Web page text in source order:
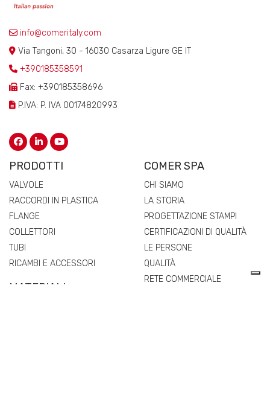
info@comeritaly.com
Via Tangoni, 30 - 16030 Casarza Ligure GE IT
+390185358591
Fax: +390185358696
P.IVA: P. IVA 00174820993
PRODOTTI
VALVOLE
RACCORDI IN PLASTICA
FLANGE
COLLETTORI
TUBI
RICAMBI E ACCESSORI
MATERIALI
COMER SPA
CHI SIAMO
LA STORIA
PROGETTAZIONE STAMPI
CERTIFICAZIONI DI QUALITÀ
LE PERSONE
QUALITÀ
RETE COMMERCIALE